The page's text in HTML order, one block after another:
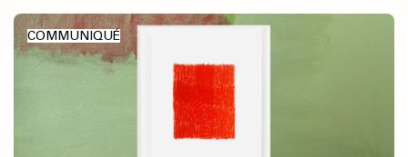
COMMUNIQUÉ